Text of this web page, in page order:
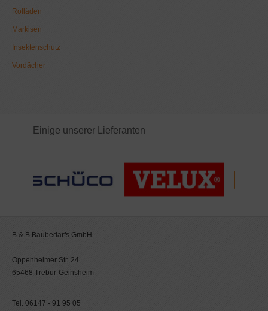
Rolläden
Markisen
Insektenschutz
Vordächer
Einige unserer Lieferanten
B & B Baubedarfs GmbH
Oppenheimer Str. 24
65468 Trebur-Geinsheim
Tel. 06147 - 91 95 05